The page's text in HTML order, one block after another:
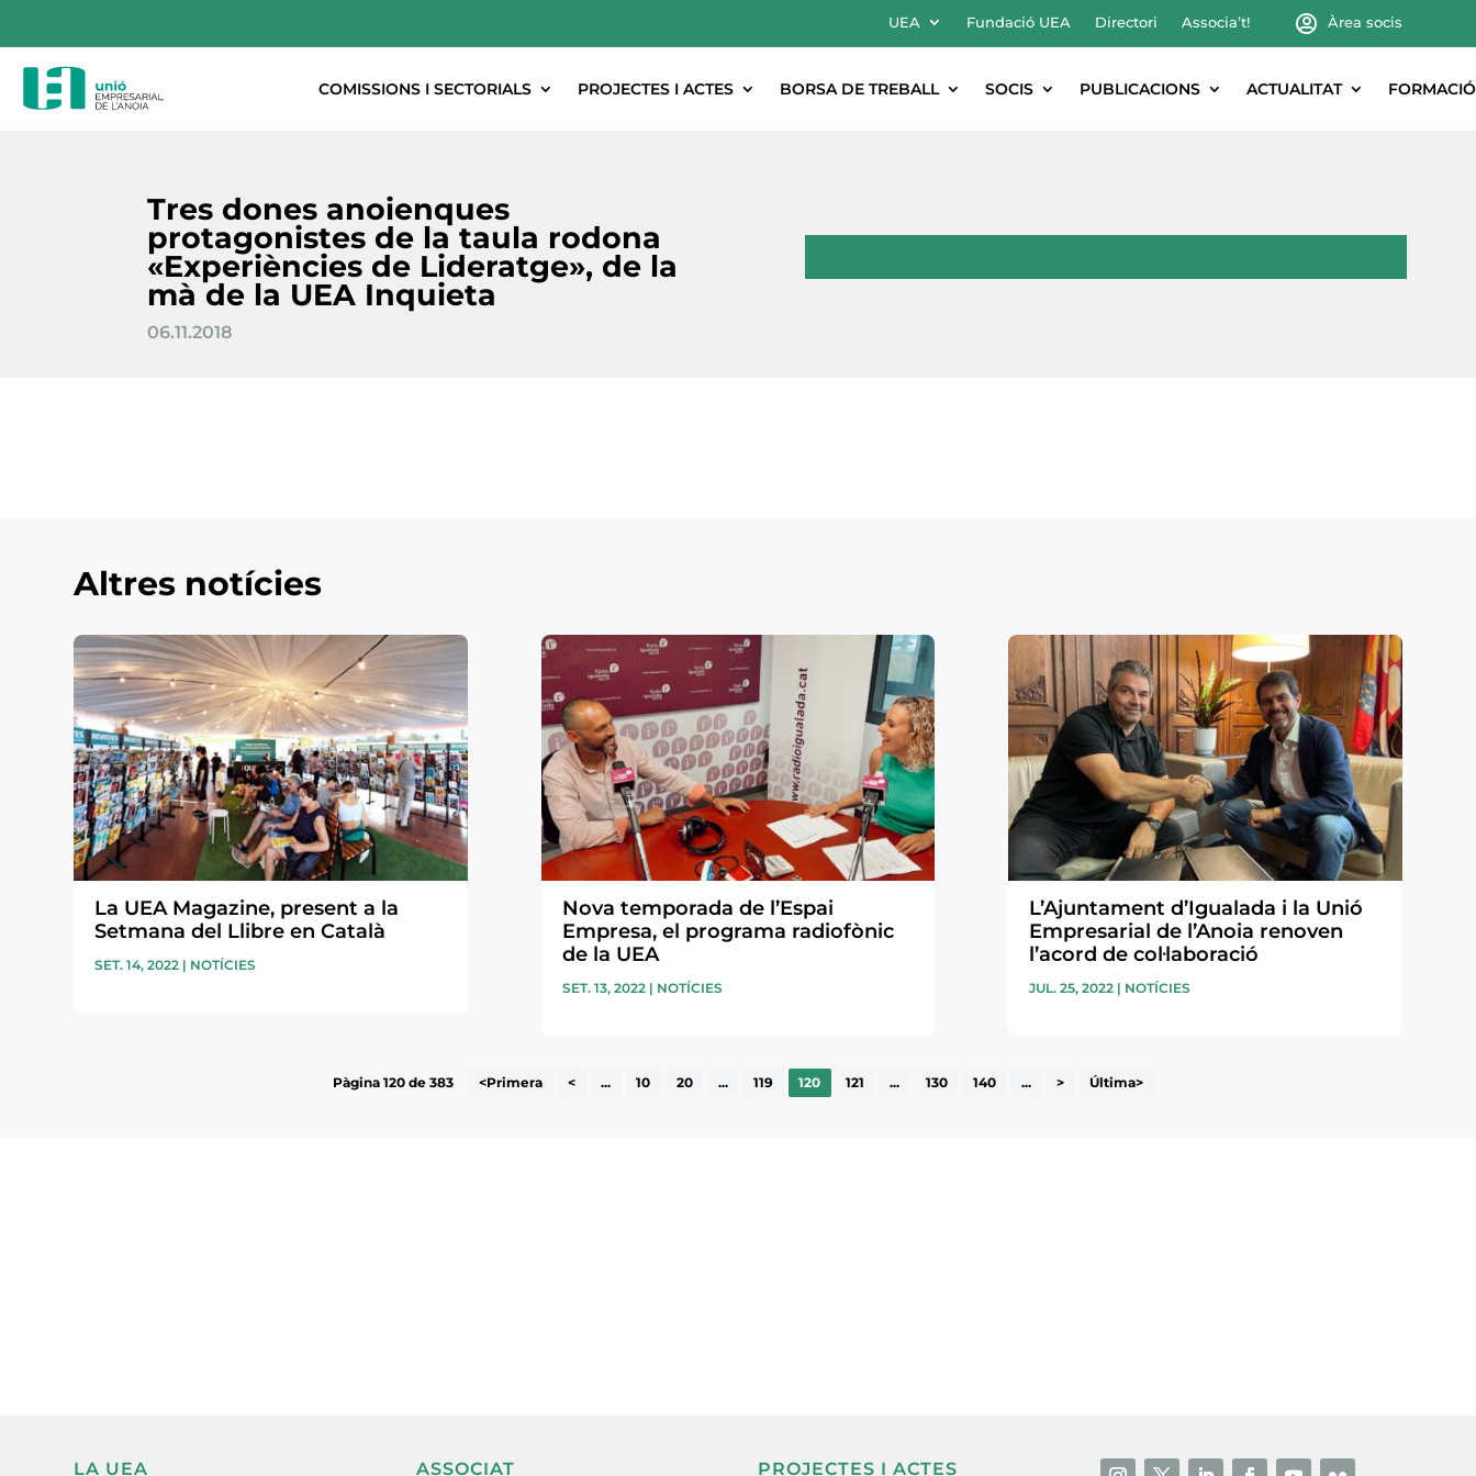
UEA Fundació UEA Directori Associa’t! Àrea socis
COMISSIONS I SECTORIALS PROJECTES I ACTES BORSA DE TREBALL SOCIS PUBLICACIONS ACTUALITAT FORMACIÓ
Tres dones anoienques
protagonistes de la taula rodona
«Experiències de Lideratge», de la
mà de la UEA Inquieta
06.11.2018
Altres notícies
La UEA Magazine, present a la
Setmana del Llibre en Català
SET. 14, 2022 | NOTÍCIES
Nova temporada de l’Espai
Empresa, el programa radiofònic
de la UEA
SET. 13, 2022| NOTÍCIES
L’Ajuntament d’Igualada i la Unió
Empresarial de l’Anoia renoven
l’acord de col·laboració
JUL. 25, 2022| NOTÍCIES
Pàgina 120 de 383 <Primera < ... 10 20 ... 119 120 121 ... 130 140 ... > Última>
LA UEA ASSOCIAT PROJECTES I ACTES